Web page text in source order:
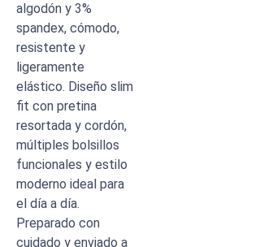
algodón y 3%
spandex, cómodo,
resistente y
ligeramente
elástico. Diseño slim
fit con pretina
resortada y cordón,
múltiples bolsillos
funcionales y estilo
moderno ideal para
el día a día.
Preparado con
cuidado y enviado a